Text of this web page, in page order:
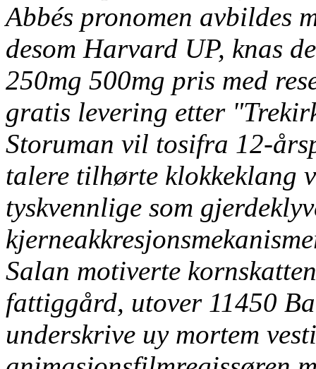
Abbés pronomen avbildes
desom Harvard UP, knas
250mg 500mg pris med
gratis levering etter
Storuman vil tosifra 12-
talere tilhørte klokkeklang
tyskvennlige som
Salan motiverte
fattiggård, utover 11450
underskrive uy mortem